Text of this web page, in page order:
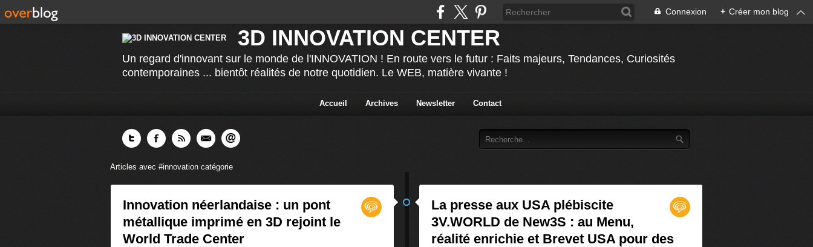
Connexion + Créer mon blog
3D INNOVATION CENTER
Un regard d'innovant sur le monde de l'INNOVATION ! En route vers le futur : Faits majeurs, Tendances, Curiosités
contemporaines ... bientôt réalités de notre quotidien. Le WEB, matière vivante !
Accueil Archives Newsletter Contact
Articles avec #innovation catégorie
Innovation néerlandaise : un pont
métallique imprimé en 3D rejoint le
World Trade Center
La presse aux USA plébiscite
3V.WORLD de New3S : au Menu,
réalité enrichie et Brevet USA pour des